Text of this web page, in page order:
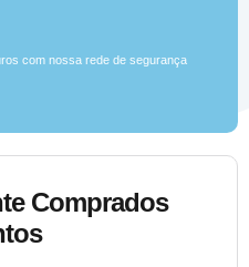
com nossa rede de segurança
Comprados